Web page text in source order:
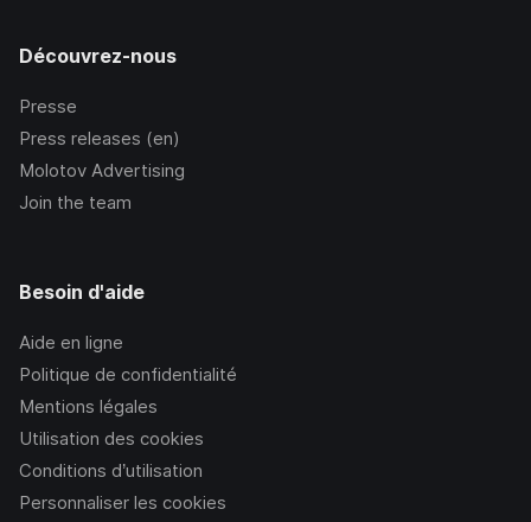
Découvrez-nous
Presse
Press releases (en)
Molotov Advertising
Join the team
Besoin d'aide
Aide en ligne
Politique de confidentialité
Mentions légales
Utilisation des cookies
Conditions d’utilisation
Personnaliser les cookies